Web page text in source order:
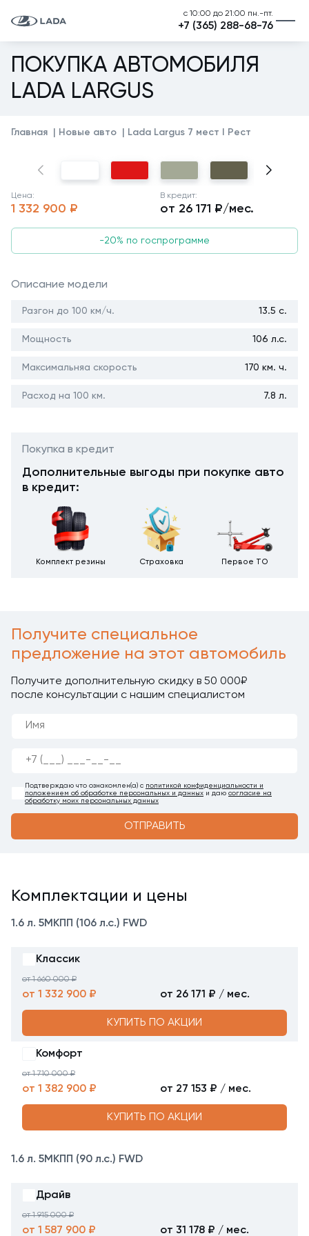
с 10:00 до 21:00 пн.-пт.
+7 (365) 288-68-76
ПОКУПКА АВТОМОБИЛЯ
LADA LARGUS
Главная Новые авто Lada Largus 7 мест I Рест
Цена:
1 332 900 ₽
В кредит:
от 26 171 ₽/мес.
-20% по госпрограмме
Описание модели
Разгон до 100 км/ч. 13.5 с.
Мощность 106 л.с.
Максимальняа скорость 170 км. ч.
Расход на 100 км. 7.8 л.
Покупка в кредит
Дополнительные выгоды при покупке авто
в кредит:
Комплект резины Страховка Первое ТО
Получите специальное
предложение на этот автомобиль
Получите дополнительную скидку в 50 000₽
после консультации с нашим специалистом
Подтверждаю что ознакомлен(а) с политикой конфиденциальности и
положением об обработке персональных и данных и даю согласие на
обработку моих персональных данных
ОТПРАВИТЬ
Комплектации и цены
1.6 л. 5МКПП (106 л.с.) FWD
Классик
от 1 660 000 ₽
от 1 332 900 ₽ от 26 171 ₽ / мес.
КУПИТЬ ПО АКЦИИ
Комфорт
от 1 710 000 ₽
от 1 382 900 ₽ от 27 153 ₽ / мес.
КУПИТЬ ПО АКЦИИ
1.6 л. 5МКПП (90 л.с.) FWD
Драйв
от 1 915 000 ₽
от 1 587 900 ₽ от 31 178 ₽ / мес.